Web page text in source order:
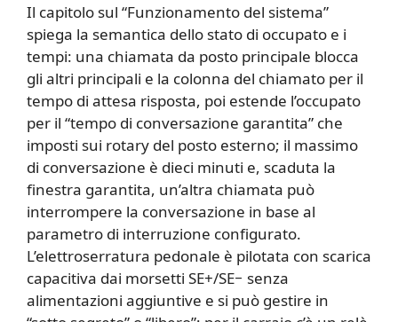
Il capitolo sul “Funzionamento del sistema”
spiega la semantica dello stato di occupato e i
tempi: una chiamata da posto principale blocca
gli altri principali e la colonna del chiamato per il
tempo di attesa risposta, poi estende l’occupato
per il “tempo di conversazione garantita” che
imposti sui rotary del posto esterno; il massimo
di conversazione è dieci minuti e, scaduta la
finestra garantita, un’altra chiamata può
interrompere la conversazione in base al
parametro di interruzione configurato.
L’elettroserratura pedonale è pilotata con scarica
capacitiva dai morsetti SE+/SE− senza
alimentazioni aggiuntive e si può gestire in